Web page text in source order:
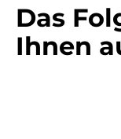
Das
Ihnen